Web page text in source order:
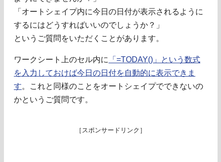
「オートシェイプ内に今日の日付が表示されるように
するにはどうすればいいのでしょうか？」
というご質問をいただくことがあります。
ワークシート上のセル内に 「=TODAY()」という数式
を入力しておけば今日の日付を自動的に表示できま
す。これと同様のことをオートシェイプでできないの
かというご質問です。
［スポンサードリンク］